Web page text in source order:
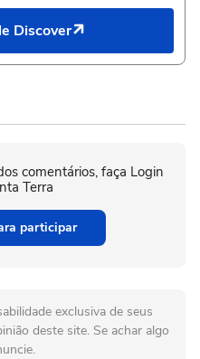
Discover
comentários, faça Login
Terra
participar
exclusiva de seus
deste site. Se achar algo